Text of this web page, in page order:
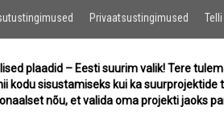
Privaatsustingimused
plaadid – Eesti suurim valik! Tere
kodu sisustamiseks kui ka
nõu, et valida oma projekti jaoks